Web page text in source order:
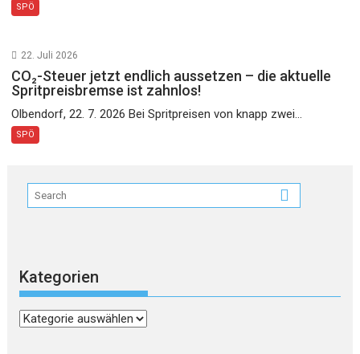
SPÖ
22. Juli 2026
CO₂-Steuer jetzt endlich aussetzen – die aktuelle
Spritpreisbremse ist zahnlos!
Olbendorf, 22. 7. 2026 Bei Spritpreisen von knapp zwei...
SPÖ
Kategorien
Kategorien